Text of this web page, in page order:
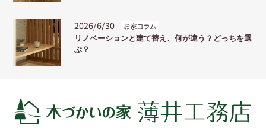
2026/6/30 お家コラム
リノベーションと建て替え、何が違う？どっちを選
ぶ？